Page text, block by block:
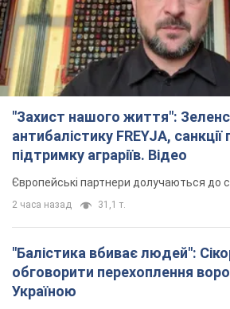
"Захист нашого життя":
антибалістику FREYJA, санкції
підтримку аграріїв. Відео
Європейські партнери долучаються до
2 часа назад 31,1 т.
"Балістика вбиває людей":
обговорити перехоплення
Україною